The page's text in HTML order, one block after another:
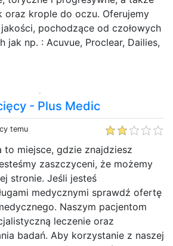
oraz krople do oczu. Oferujemy
pochodzące od czołowych
jak np. : Acuvue, Proclear, Dailies,
- Plus Medic
temu
to miejsce, gdzie znajdziesz
zaszczyceni, że możemy
stronie. Jeśli jesteś
medycznymi sprawdź ofertę
Naszym pacjentom
leczenie oraz
badań. Aby korzystanie z naszej